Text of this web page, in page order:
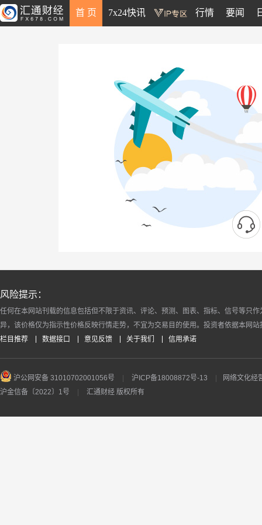
首 页 7x24快讯 行情 要闻
风险提示：
任何在本网站刊载的信息包括但不限于资讯、评论、预测、图表、指标、信号等只
异，该价格仅为指示性价格反映行情走势，不宜为交易目的使用。投资者依据本网
栏目推荐
数据接口 意见反馈 关于我们 信用承诺
沪公网安备 31010702001056号 沪ICP备18008872号-13
网络文化经
沪金信备〔2022〕1号
汇通财经 版权所有